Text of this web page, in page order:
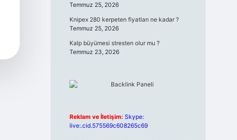
Temmuz 25, 2026
Knipex 280 kerpeten fiyatları ne kadar ?
Temmuz 25, 2026
Kalp büyümesi stresten olur mu ?
Temmuz 23, 2026
Reklam ve İletişim: Skype:
live:.cid.575569c608265c69